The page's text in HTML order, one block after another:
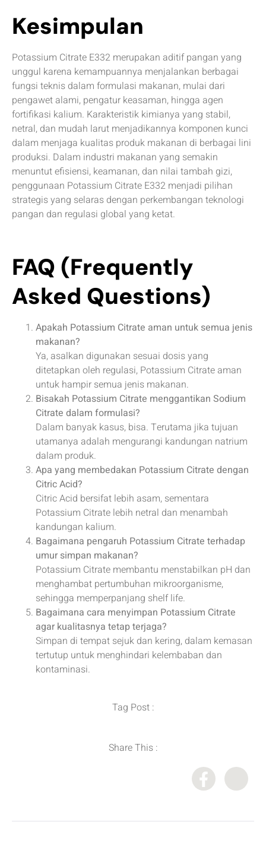
Kesimpulan
Potassium Citrate E332 merupakan aditif pangan yang
unggul karena kemampuannya menjalankan berbagai
fungsi teknis dalam formulasi makanan, mulai dari
pengawet alami, pengatur keasaman, hingga agen
fortifikasi kalium. Karakteristik kimianya yang stabil,
netral, dan mudah larut menjadikannya komponen kunci
dalam menjaga kualitas produk makanan di berbagai lini
produksi. Dalam industri makanan yang semakin
menuntut efisiensi, keamanan, dan nilai tambah gizi,
penggunaan Potassium Citrate E332 menjadi pilihan
strategis yang selaras dengan perkembangan teknologi
pangan dan regulasi global yang ketat.
FAQ (Frequently
Asked Questions)
Apakah Potassium Citrate aman untuk semua jenis
makanan?
Ya, asalkan digunakan sesuai dosis yang
ditetapkan oleh regulasi, Potassium Citrate aman
untuk hampir semua jenis makanan.
Bisakah Potassium Citrate menggantikan Sodium
Citrate dalam formulasi?
Dalam banyak kasus, bisa. Terutama jika tujuan
utamanya adalah mengurangi kandungan natrium
dalam produk.
Apa yang membedakan Potassium Citrate dengan
Citric Acid?
Citric Acid bersifat lebih asam, sementara
Potassium Citrate lebih netral dan menambah
kandungan kalium.
Bagaimana pengaruh Potassium Citrate terhadap
umur simpan makanan?
Potassium Citrate membantu menstabilkan pH dan
menghambat pertumbuhan mikroorganisme,
sehingga memperpanjang shelf life.
Bagaimana cara menyimpan Potassium Citrate
agar kualitasnya tetap terjaga?
Simpan di tempat sejuk dan kering, dalam kemasan
tertutup untuk menghindari kelembaban dan
kontaminasi.
Tag Post :
Share This :